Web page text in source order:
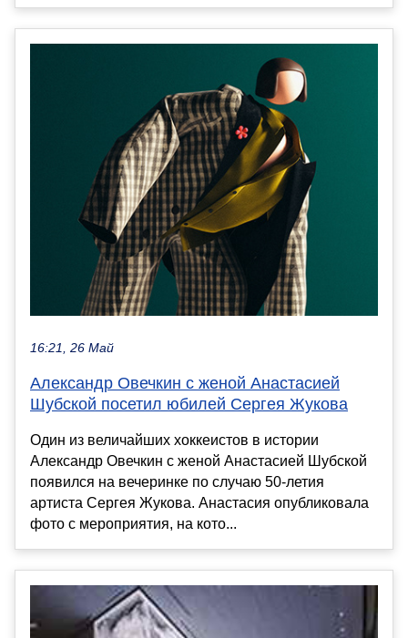
16:21, 26 Май
Александр Овечкин с женой Анастасией
Шубской посетил юбилей Сергея Жукова
Один из величайших хоккеистов в истории
Александр Овечкин с женой Анастасией Шубской
появился на вечеринке по случаю 50-летия
артиста Сергея Жукова. Анастасия опубликовала
фото с мероприятия, на кото...